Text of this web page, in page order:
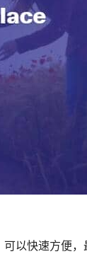
以快速方便，